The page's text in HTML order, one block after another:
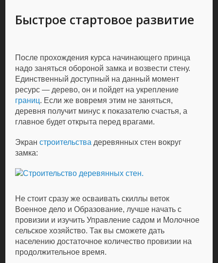
Быстрое стартовое развитие
После прохождения курса начинающего принца
надо заняться обороной замка и возвести стену.
Единственный доступный на данный момент
ресурс — дерево, он и пойдет на укрепление
границ. Если же вовремя этим не заняться,
деревня получит минус к показателю счастья, а
главное будет открыта перед врагами.
Экранстроительства деревянных стен вокруг
замка:
Не стоит сразу же осваивать скиллы веток
Военное дело и Образование, лучше начать с
провизии и изучить Управление садом и Молочное
сельское хозяйство. Так вы сможете дать
населению достаточное количество провизии на
продолжительное время.